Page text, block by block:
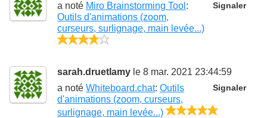
Signaler
a noté Miro Brainstorming Tool :
Outils d'animations (zoom,
curseurs, surlignage, main levée...)
sarah.druetlamy le 8 mar. 2021 23:44:59
Signaler
a noté Whiteboard.chat: Outils
d'animations (zoom, curseurs,
surlignage, main levée...)